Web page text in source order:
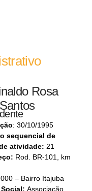
Rosa
: 30/10/1995
sequencial de
atividade: 21
Rod. BR-101, km
– Bairro Itajuba
Social: Associação